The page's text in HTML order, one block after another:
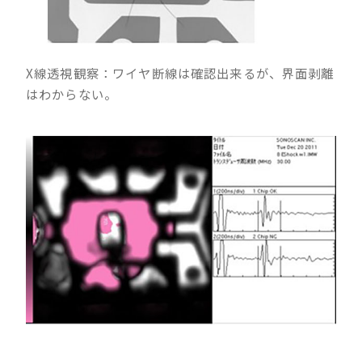
X線透視観察：ワイヤ断線は確認出来るが、界面剥離
はわからない。